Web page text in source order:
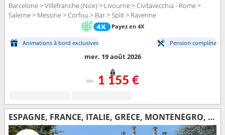
Barcelone > Villefranche (Nice) > Livourne > Civitavecchia - Rome >
Salerne > Messine > Corfou > Bar > Split > Ravenne
Payez en 4X
Animations à bord exclusives Pension complète
mer. 19 août 2026
dès 1 155 €
ESPAGNE, FRANCE, ITALIE, GRÈCE, MONTÉNÉGRO, CROATIE